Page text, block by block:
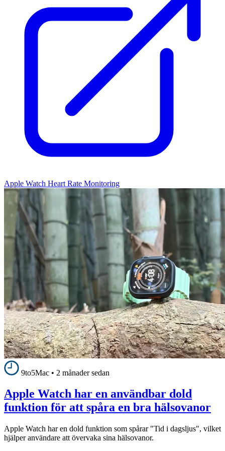
Apple Watch Heart Rate Monitoring
9to5Mac • 2 månader sedan
Apple Watch har en användbar dold
funktion för att spåra en bra hälsovanor
Apple Watch har en dold funktion som spårar "Tid i dagsljus", vilket
hjälper användare att övervaka sina hälsovanor.